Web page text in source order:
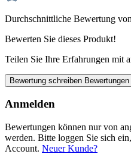
Durchschnittliche Bewertung
Bewerten Sie dieses Produkt!
Teilen Sie Ihre Erfahrungen mit
Bewertung schreiben
Anmelden
Bewertungen können nur von
werden. Bitte loggen Sie sich
Account. Neuer Kunde?